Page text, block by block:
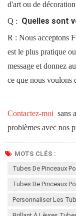
d'art ou de
Q : Quelles sont
R : Nous acceptons
est le plus pratique
message et donnez
ce que nous voulons
Contactez-moi sans
problèmes avec nos
MOTS CLÉS :
Tubes De Pinceaux
Tubes De Pinceaux
Personnaliser Les